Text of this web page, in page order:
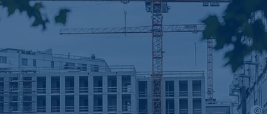
Cookie Laufzeit:
2 Jahre
etracker Analytics
Name:
et_allow_cookies
Anbieter: